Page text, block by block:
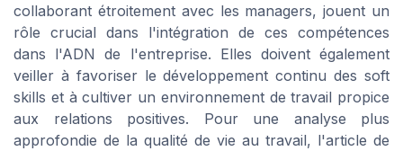
collaborant étroitement avec les managers, jouent un
rôle crucial dans l'intégration de ces compétences
dans l'ADN de l'entreprise. Elles doivent également
veiller à favoriser le développement continu des soft
skills et à cultiver un environnement de travail propice
aux relations positives. Pour une analyse plus
approfondie de la qualité de vie au travail, l'article de